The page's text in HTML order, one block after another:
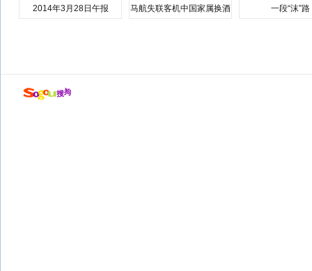
2014年3月28日午报
马航失联客机中国家属换酒
一段“沫”路